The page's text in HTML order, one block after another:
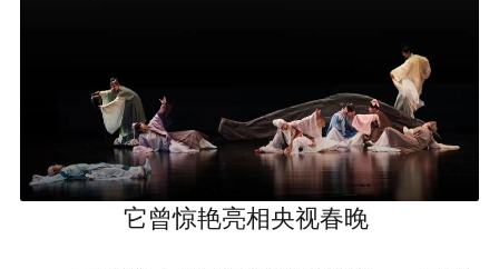
它曾惊艳亮相央视春晚